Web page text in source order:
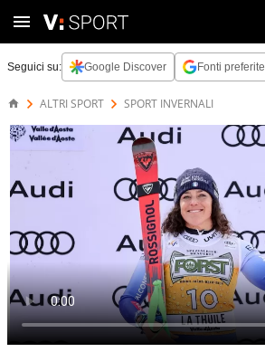
Seguici su: Google Discover Fonti preferite
ALTRI SPORT SPORT INVERNALI